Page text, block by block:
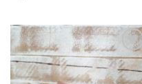
Πρόσθήκη
στην λίστα
επιθυμιών